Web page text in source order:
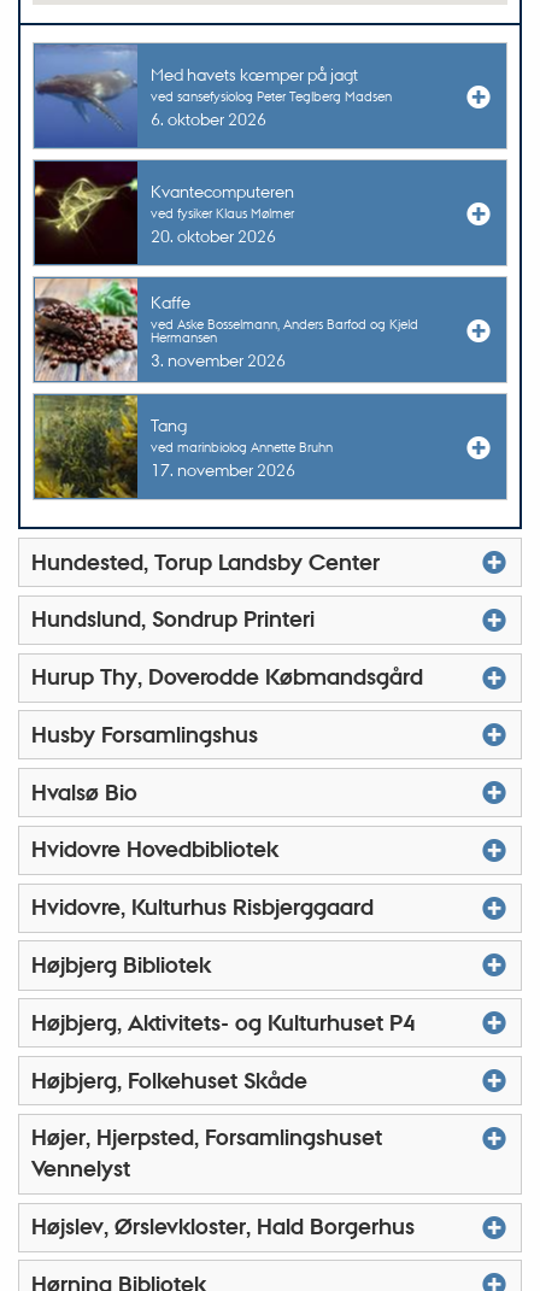
Med havets kæmper på jagt
ved sansefysiolog Peter Teglberg Madsen
6. oktober 2026
Kvantecomputeren
ved fysiker Klaus Mølmer
20. oktober 2026
Kaffe
ved Aske Bosselmann, Anders Barfod og Kjeld
Hermansen
3. november 2026
Tang
ved marinbiolog Annette Bruhn
17. november 2026
Hundested, Torup Landsby Center
Hundslund, Sondrup Printeri
Hurup Thy, Doverodde Købmandsgård
Husby Forsamlingshus
Hvalsø Bio
Hvidovre Hovedbibliotek
Hvidovre, Kulturhus Risbjerggaard
Højbjerg Bibliotek
Højbjerg, Aktivitets- og Kulturhuset P4
Højbjerg, Folkehuset Skåde
Højer, Hjerpsted, Forsamlingshuset
Vennelyst
Højslev, Ørslevkloster, Hald Borgerhus
Hørning Bibliotek